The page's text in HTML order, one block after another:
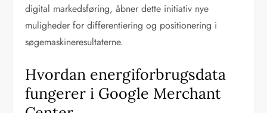
digital markedsføring, åbner dette initiativ nye
muligheder for differentiering og positionering i
søgemaskineresultaterne.
Hvordan energiforbrugsdata
fungerer i Google Merchant